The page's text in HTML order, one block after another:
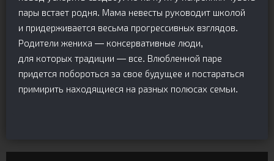
пары встает родня. Мама невесты руководит школой
и придерживается весьма прогрессивных взглядов.
Родители жениха — консервативные люди,
для которых традиции — все. Влюбленной паре
придется побороться за свое будущее и постараться
примирить находящиеся на разных полюсах семьи.